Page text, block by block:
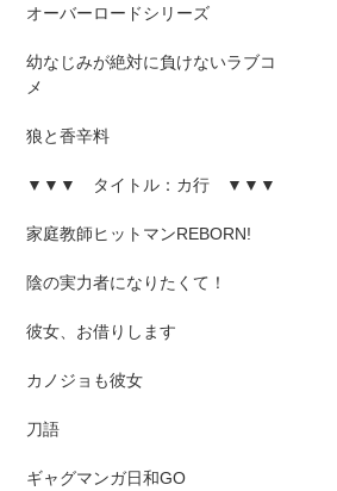
オーバーロードシリーズ
幼なじみが絶対に負けないラブコ
メ
狼と香辛料
▼▼▼ タイトル：カ行 ▼▼▼
家庭教師ヒットマンREBORN!
陰の実力者になりたくて！
彼女、お借りします
カノジョも彼女
刀語
ギャグマンガ日和GO